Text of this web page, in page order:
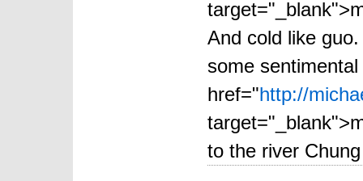
And cold like
some
href="http://
to the river